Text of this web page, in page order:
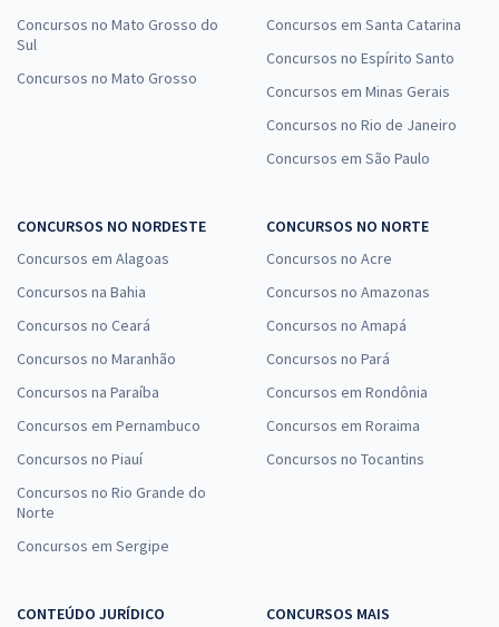
Concursos no Mato Grosso do
Sul
Concursos no Mato Grosso
Concursos em Santa Catarina
Concursos no Espírito Santo
Concursos em Minas Gerais
Concursos no Rio de Janeiro
Concursos em São Paulo
CONCURSOS NO NORDESTE
Concursos em Alagoas
Concursos na Bahia
Concursos no Ceará
Concursos no Maranhão
Concursos na Paraíba
Concursos em Pernambuco
Concursos no Piauí
Concursos no Rio Grande do
Norte
Concursos em Sergipe
CONCURSOS NO NORTE
Concursos no Acre
Concursos no Amazonas
Concursos no Amapá
Concursos no Pará
Concursos em Rondônia
Concursos em Roraima
Concursos no Tocantins
CONTEÚDO JURÍDICO
CONCURSOS MAIS